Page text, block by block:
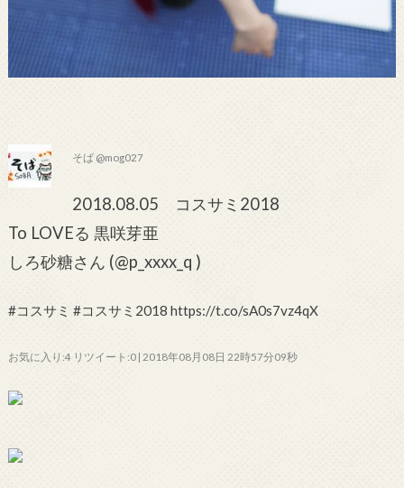
そば @mog027
2018.08.05 コスサミ2018
To LOVEる 黒咲芽亜
しろ砂糖さん (@p_xxxx_q )
#コスサミ #コスサミ2018 https://t.co/sA0s7vz4qX
お気に入り:4 リツイート:0 | 2018年08月08日 22時57分09秒